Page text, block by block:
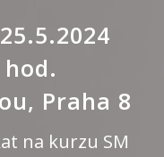
hod.
Praha 8
na kurzu SM